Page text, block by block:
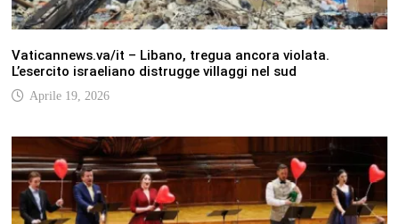
Vaticannews.va/it – Libano, tregua ancora violata.
L’esercito israeliano distrugge villaggi nel sud
Aprile 19, 2026